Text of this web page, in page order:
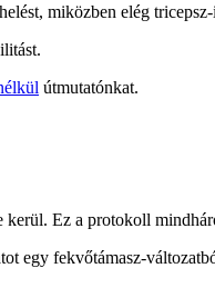
miközben elég
útmutatónkat.
Ez a protokoll
egy fekvőtámasz-